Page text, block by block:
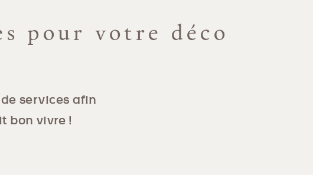
pour votre déco
services afin
bon vivre !